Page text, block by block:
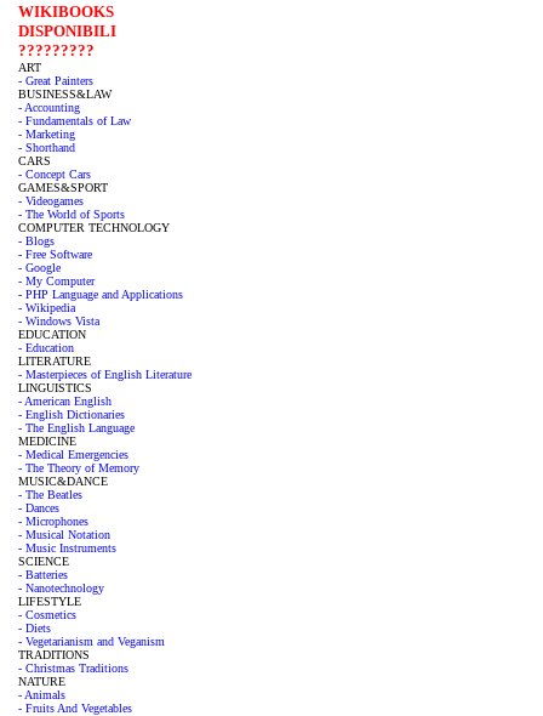
WIKIBOOKS
DISPONIBILI
?????????
ART
- Great Painters
BUSINESS&LAW
- Accounting
- Fundamentals of Law
- Marketing
- Shorthand
CARS
- Concept Cars
GAMES&SPORT
- Videogames
- The World of Sports
COMPUTER TECHNOLOGY
- Blogs
- Free Software
- Google
- My Computer
- PHP Language and Applications
- Wikipedia
- Windows Vista
EDUCATION
- Education
LITERATURE
- Masterpieces of English Literature
LINGUISTICS
- American English
- English Dictionaries
- The English Language
MEDICINE
- Medical Emergencies
- The Theory of Memory
MUSIC&DANCE
- The Beatles
- Dances
- Microphones
- Musical Notation
- Music Instruments
SCIENCE
- Batteries
- Nanotechnology
LIFESTYLE
- Cosmetics
- Diets
- Vegetarianism and Veganism
TRADITIONS
- Christmas Traditions
NATURE
- Animals
- Fruits And Vegetables